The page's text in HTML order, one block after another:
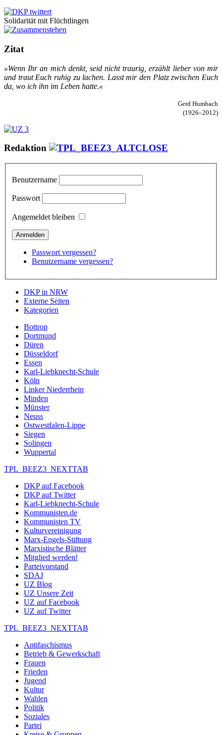
Solidarität mit Flüchtlingen
Zitat
»Wenn Ihr an mich denkt, seid nicht trau­rig, er­zählt lie­ber von mir
und traut Euch ru­hig zu la­chen. Lasst mir den Platz zwi­schen Euch
da, wo ich ihn im Le­ben hat­te.«
Gerd Humbach
(1926–2012)
Redaktion
Benutzername
Passwort
Angemeldet bleiben
Passwort vergessen?
Benutzername vergessen?
DKP in NRW
Externe Seiten
Kategorien
Bottrop
Dortmund
Düren
Düsseldorf
Essen
Karl-Liebknecht-Schule
Köln
Linker Niederrhein
Minden
Münster
Neuss
Ostwestfalen-Lippe
Siegen
Solingen
Wuppertal
TPL_BEEZ3_NEXTTAB
DKP auf Facebook
DKP auf Twitter
Karl-Liebknecht-Schule
Kommunisten.de
Kommunisten TV
Kulturvereinigung
Marx-Engels-Stiftung
Marxistische Blätter
Mitglied werden!
Parteivorstand
SDAJ
UZ Blog
UZ Unsere Zeit
UZ auf Facebook
UZ auf Twitter
TPL_BEEZ3_NEXTTAB
Antifaschismus
Betrieb & Gewerkschaft
Frauen
Frieden
Jugend
Kultur
Wahlen
Politik
Soziales
Partei